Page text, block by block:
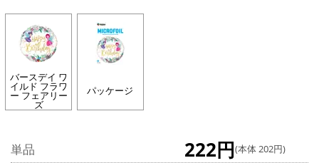
バースデイ ワ
イルド フラワ
ー フェアリー
ズ
パッケージ
単品 222円(本体 202円)